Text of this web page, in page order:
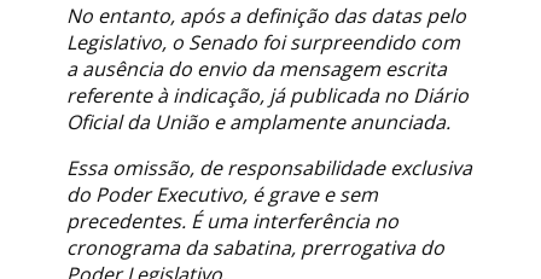
No entanto, após a definição das datas pelo
Legislativo, o Senado foi surpreendido com
a ausência do envio da mensagem escrita
referente à indicação, já publicada no Diário
Oficial da União e amplamente anunciada.
Essa omissão, de responsabilidade exclusiva
do Poder Executivo, é grave e sem
precedentes. É uma interferência no
cronograma da sabatina, prerrogativa do